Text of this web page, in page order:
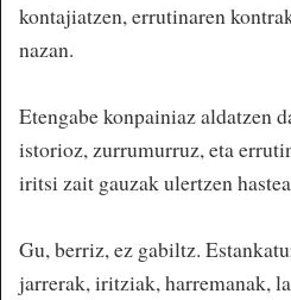
kontajiatzen, errutinaren
nazan.
Etengabe konpainiaz aldatzen
istorioz, zurrumurruz, eta
iritsi zait gauzak ulertzen
Gu, berriz, ez gabiltz.
jarrerak, iritziak, harremanak,